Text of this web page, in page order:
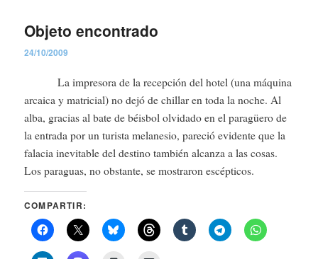
Objeto encontrado
24/10/2009
La impresora de la recepción del hotel (una máquina
arcaica y matricial) no dejó de chillar en toda la noche. Al
alba, gracias al bate de béisbol olvidado en el paragüero de
la entrada por un turista melanesio, pareció evidente que la
falacia inevitable del destino también alcanza a las cosas.
Los paraguas, no obstante, se mostraron escépticos.
COMPARTIR: